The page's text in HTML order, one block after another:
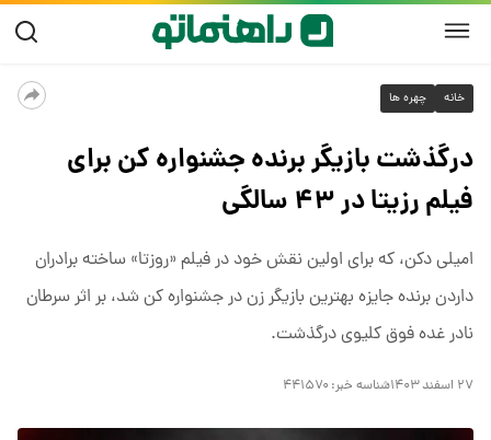
خانه چهره ها
درگذشت بازیگر برنده جشنواره کن برای
فیلم رزیتا در ۴۳ سالگی
امیلی دکن، که برای اولین نقش خود در فیلم «روزتا» ساخته برادران
داردن برنده جایزه بهترین بازیگر زن در جشنواره کن شد، بر اثر سرطان
نادر غده فوق کلیوی درگذشت.
۲۷ اسفند ۱۴۰۳ شناسه خبر: ۴۴۱۵۷۰